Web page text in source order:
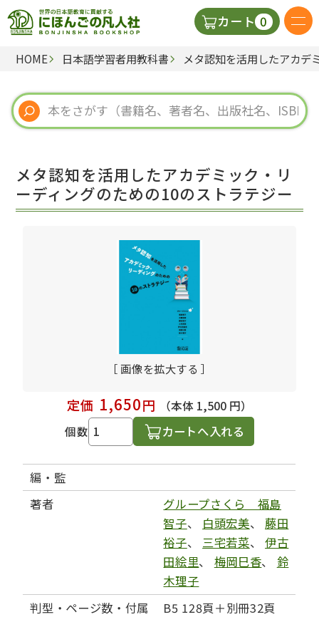
カート 0
日本語の教科書
視聴覚・補助教材
教師用参考書
HOME 日本語学習者用教科書 メタ認知を活用したアカデ
メタ認知を活用したアカデミック・リ
ーディングのための10のストラテジー
［ 画像を拡大する ］
定価 1,650円
（本体 1,500 円）
個数
カートへ入れる
編・監
著者
グループさくら 福島
智子、 白頭宏美、 藤田
裕子、 三宅若菜、伊古
田絵里、 梅岡巳香、 鈴
木理子
判型・ページ数・付属
B5 128頁＋別冊32頁